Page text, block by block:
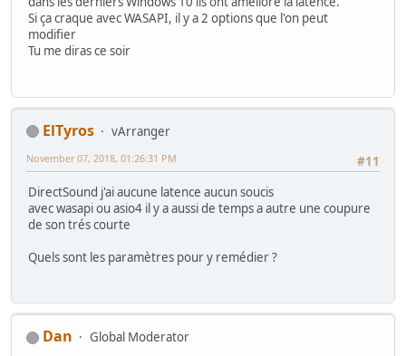
Si ça craque avec WASAPI, il y a 2 options que l'on peut
modifier
Tu me diras ce soir
ElTyros
vArranger
#11
November 07, 2018, 01:26:31 PM
DirectSound j'ai aucune latence aucun soucis
avec wasapi ou asio4 il y a aussi de temps a autre une coupure
de son trés courte
Quels sont les paramètres pour y remédier ?
Dan
Global Moderator